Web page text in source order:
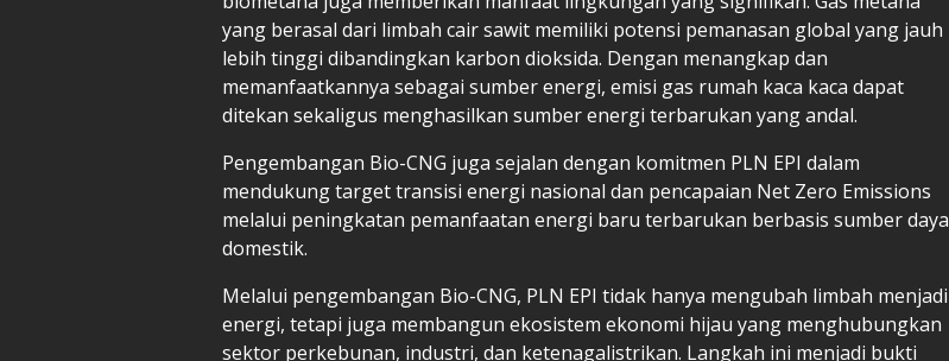
yang berasal dari limbah cair sawit memiliki potensi pemanasan global yang jauh
lebih tinggi dibandingkan karbon dioksida. Dengan menangkap dan
memanfaatkannya sebagai sumber energi, emisi gas rumah kaca kaca dapat
ditekan sekaligus menghasilkan sumber energi terbarukan yang andal.
Pengembangan Bio-CNG juga sejalan dengan komitmen PLN EPI dalam
mendukung target transisi energi nasional dan pencapaian Net Zero Emissions
melalui peningkatan pemanfaatan energi baru terbarukan berbasis sumber daya
domestik.
Melalui pengembangan Bio-CNG, PLN EPI tidak hanya mengubah limbah menjadi
energi, tetapi juga membangun ekosistem ekonomi hijau yang menghubungkan
sektor perkebunan, industri, dan ketenagalistrikan. Langkah ini menjadi bukti